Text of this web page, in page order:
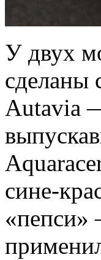
У двух
сделаны
Autavia
сине-
«пепси»